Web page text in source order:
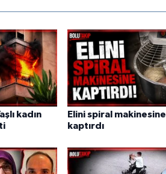
kadın
Elini spiral makinesine
kaptırdı